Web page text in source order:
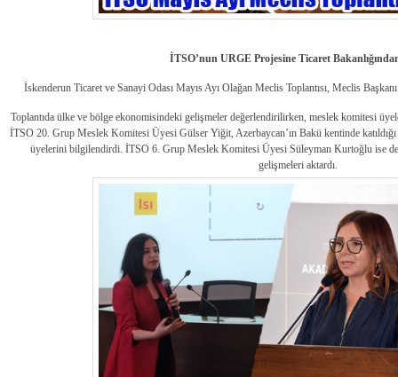
İTSO’nun URGE Projesine Ticaret
İskenderun Ticaret ve Sanayi Odası Mayıs Ayı Olağan Meclis Toplantısı, Meclis
Toplantıda ülke ve bölge ekonomisindeki gelişmeler değerlendirilirken, meslek komitesi
İTSO 20. Grup Meslek Komitesi Üyesi Gülser Yiğit, Azerbaycan’ın Bakü kentinde
üyelerini bilgilendirdi. İTSO 6. Grup Meslek Komitesi Üyesi Süleyman Kurtoğlu ise
gelişmeleri aktardı.